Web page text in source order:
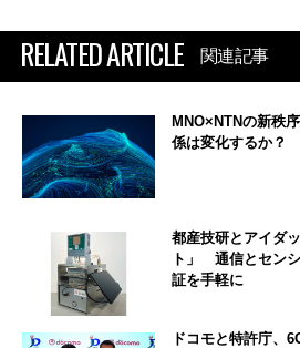
RELATED ARTICLE 関連記事
MNO×NTNの新秩
係は変化するか？
都産技研とアイダ
ト」 通信とセン
証を手軽に
ドコモと特許庁、